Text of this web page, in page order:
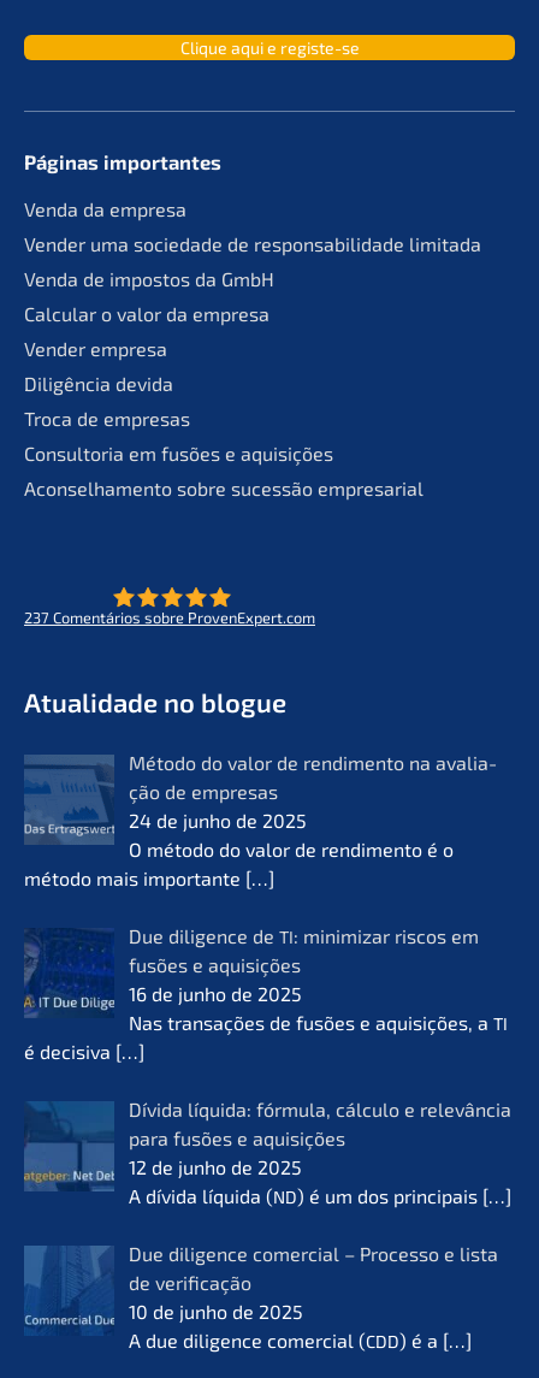
Clique aqui e registe-se
Páginas importan­tes
Venda da empresa
Vender uma socie­da­de de responsa­bil­ida­de limitada
Venda de impos­tos da GmbH
Calcu­lar o valor da empresa
Vender empre­sa
Diligên­cia devida
Troca de empresas
Consult­oria em fusões e aquisições
Aconsel­ha­men­to sobre suces­são empresarial
237 Comen­tá­ri­os sobre ProvenExpert.com
Atual­i­da­de no blogue
Método do valor de rendi­men­to na avalia­
ção de empre­sas
24 de junho de 2025
O método do valor de rendi­men­to é o
método mais importan­te […]
Due diligence de TI: minimi­zar riscos em
fusões e aquisi­ções
16 de junho de 2025
Nas transa­ções de fusões e aquisi­ções, a TI
é decisi­va […]
Dívida líqui­da: fórmu­la, cálcu­lo e relevân­cia
para fusões e aquisi­ções
12 de junho de 2025
A dívida líqui­da (ND) é um dos princi­pais […]
Due diligence comer­cial – Proces­so e lista
de verifi­ca­ção
10 de junho de 2025
A due diligence comer­cial (CDD) é a […]